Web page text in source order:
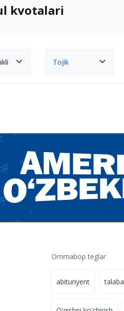
kvotalari
Tojik
Ommabop teglar
abituriyent talaba